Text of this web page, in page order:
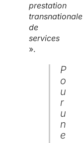
prestation
transnationale
de
services
».
P
o
u
r
u
n
e